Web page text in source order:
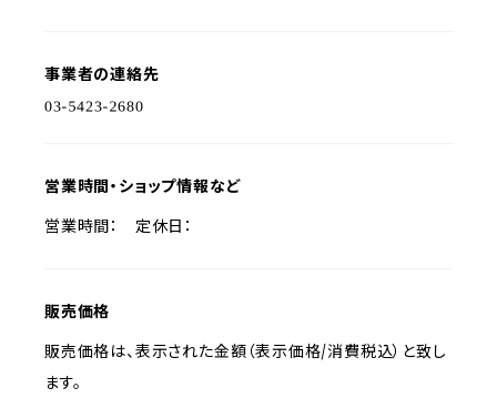
事業者の連絡先
営業時間・ショップ情報など
営業時間： 定休日：
販売価格
販売価格は、表示された金額（表示価格/消費税込）と致し
ます。